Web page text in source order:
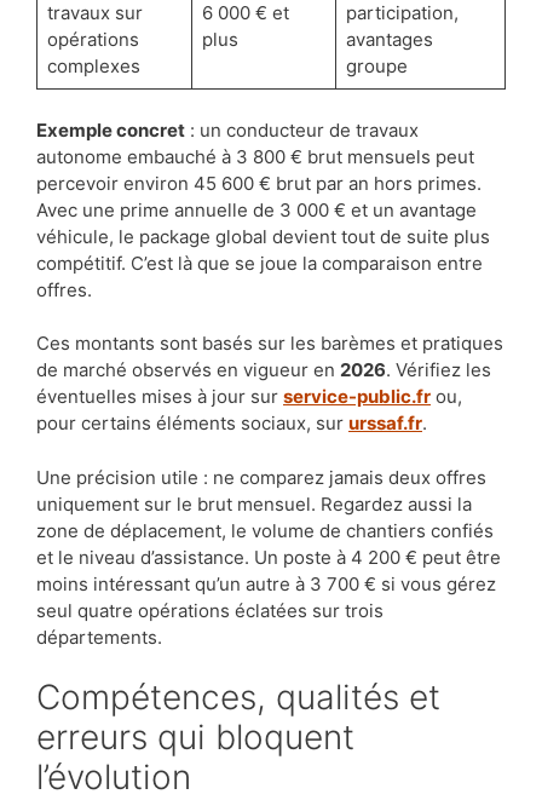
travaux sur
opérations
complexes
6 000 € et
plus
participation,
avantages
groupe
Exemple concret : un conducteur de travaux
autonome embauché à 3 800 € brut mensuels peut
percevoir environ 45 600 € brut par an hors primes.
Avec une prime annuelle de 3 000 € et un avantage
véhicule, le package global devient tout de suite plus
compétitif. C’est là que se joue la comparaison entre
offres.
Ces montants sont basés sur les barèmes et pratiques
de marché observés en vigueur en 2026. Vérifiez les
éventuelles mises à jour sur service-public.fr ou,
pour certains éléments sociaux, sur urssaf.fr.
Une précision utile : ne comparez jamais deux offres
uniquement sur le brut mensuel. Regardez aussi la
zone de déplacement, le volume de chantiers confiés
et le niveau d’assistance. Un poste à 4 200 € peut être
moins intéressant qu’un autre à 3 700 € si vous gérez
seul quatre opérations éclatées sur trois
départements.
Compétences, qualités et
erreurs qui bloquent
l’évolution